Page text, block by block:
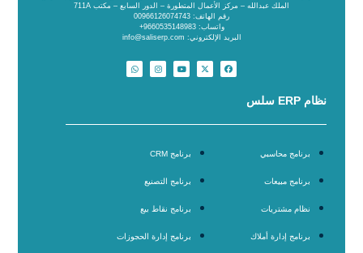
الملك عبدالله – مركز الأعمال المتطورة – الدور السابع – مكتب 711A
رقم الهاتف: 00966126074743
واتساب: 9660535148983+
البريد الإلكتروني: info@saliserp.com
نظام ERP سلس
برنامج محاسبي
برنامج مبيعات
نظام مشتريات
برنامج إدارة أملاك
برنامج CRM
برنامج التصنيع
برنامج نقاط بيع
برنامج إدارة الحجوزات